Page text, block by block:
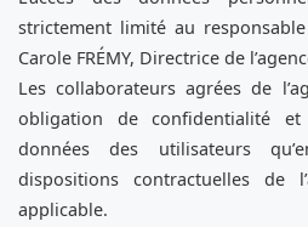
strictement limité au
Carole FRÉMY, Directrice de
Les collaborateurs agrées de
obligation de confidentialité
données des utilisateurs
dispositions contractuelles de
applicable.